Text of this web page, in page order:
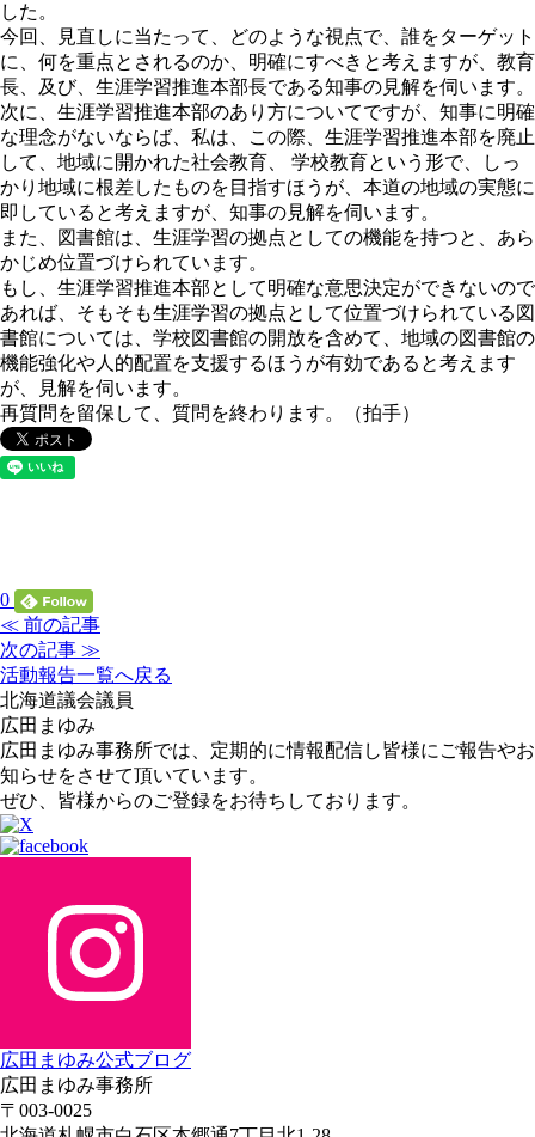
した。
今回、見直しに当たって、どのような視点で、誰をターゲット
に、何を重点とされるのか、明確にすべきと考えますが、教育
長、及び、生涯学習推進本部長である知事の見解を伺います。
次に、生涯学習推進本部のあり方についてですが、知事に明確
な理念がないならば、私は、この際、生涯学習推進本部を廃止
して、地域に開かれた社会教育、 学校教育という形で、しっ
かり地域に根差したものを目指すほうが、本道の地域の実態に
即していると考えますが、知事の見解を伺います。
また、図書館は、生涯学習の拠点としての機能を持つと、あら
かじめ位置づけられています。
もし、生涯学習推進本部として明確な意思決定ができないので
あれば、そもそも生涯学習の拠点として位置づけられている図
書館については、学校図書館の開放を含めて、地域の図書館の
機能強化や人的配置を支援するほうが有効であると考えます
が、見解を伺います。
再質問を留保して、質問を終わります。（拍手）
0
≪ 前の記事
次の記事 ≫
活動報告一覧へ戻る
北海道議会議員
広田まゆみ
広田まゆみ事務所では、定期的に情報配信し皆様にご報告やお
知らせをさせて頂いています。
ぜひ、皆様からのご登録をお待ちしております。
広田まゆみ公式ブログ
広田まゆみ事務所
〒003-0025